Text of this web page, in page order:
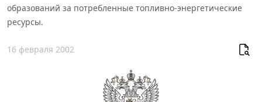
образований за потребленные топливно-энергетические
ресурсы.
16 февраля 2002